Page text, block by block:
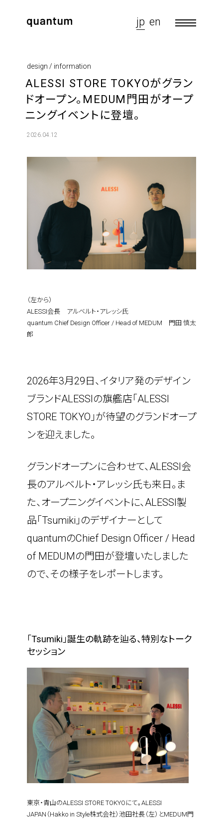
jp en
design / information
ALESSI STORE TOKYOがグラン
ドオープン。MEDUM門田がオープ
ニングイベントに登壇。
2026.04.12
（左から）
ALESSI会長　アルベルト・アレッシ氏
quantum Chief Design Officer / Head of MEDUM　門田 慎太
郎
2026年3月29日、イタリア発のデザイン
ブランドALESSIの旗艦店「ALESSI
STORE TOKYO」が待望のグランドオープ
ンを迎えました。
グランドオープンに合わせて、ALESSI会
長のアルベルト・アレッシ氏も来日。ま
た、オープニングイベントに、ALESSI製
品「Tsumiki」のデザイナーとして
quantumのChief Design Officer / Head
of MEDUMの門田が登壇いたしました
ので、その様子をレポートします。
「Tsumiki」誕生の軌跡を辿る、特別なトーク
セッション
東京・青山のALESSI STORE TOKYOにて。ALESSI
JAPAN（Hakko in Style株式会社）池田社長（左）とMEDUM門